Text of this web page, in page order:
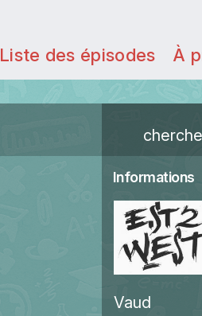
Liste des épisodes À
Informations
Vaud